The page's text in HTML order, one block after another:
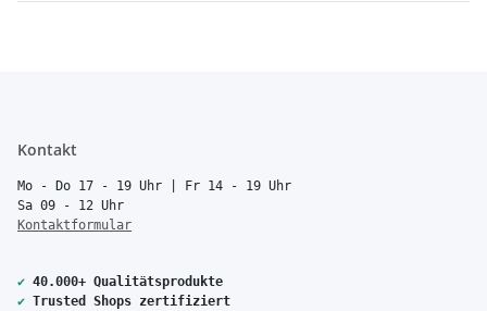
Kontakt
Mo - Do 17 - 19 Uhr | Fr 14 - 19 Uhr
Sa 09 - 12 Uhr
Kontaktformular
✔ 40.000+ Qualitätsprodukte
✔ Trusted Shops zertifiziert